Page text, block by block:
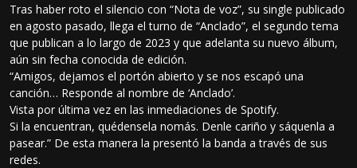
Tras haber roto el silencio con “Nota de voz”, su single publicado
en agosto pasado, llega el turno de “Anclado”, el segundo tema
que publican a lo largo de 2023 y que adelanta su nuevo álbum,
aún sin fecha conocida de edición.
“Amigos, dejamos el portón abierto y se nos escapó una
canción… Responde al nombre de ‘Anclado’.
Vista por última vez en las inmediaciones de Spotify.
Si la encuentran, quédensela nomás. Denle cariño y sáquenla a
pasear.” De esta manera la presentó la banda a través de sus
redes.